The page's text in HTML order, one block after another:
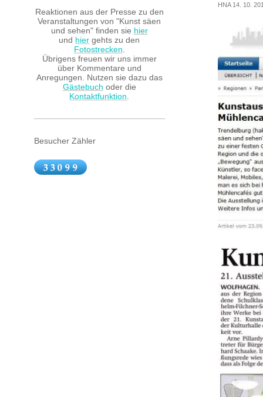
HNA 14. 10.
Reaktionen aus der Presse zu den
Veranstaltungen von "Kunst säen
und sehen" finden sie hier
und hier gehts zu den
Fotostrecken
Übrigens freuen wir uns immer
über Kommentare und
Anregungen. Nutzen sie dazu das
Gästebuch oder die
Kontaktfunktion
Besucher Zähler